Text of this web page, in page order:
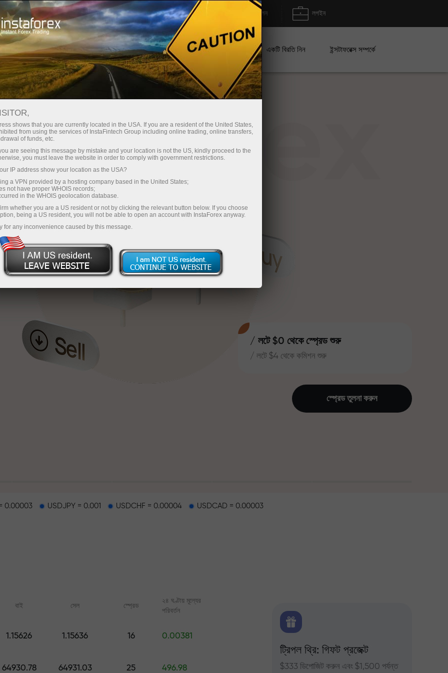
তাৎক্ষণিক অ্যাকাউন্ট খোলা ট্রেডিং প্ল্যাটফর্ম জমা/উত্তোলন লগইন
বিনিয়োগকারীদের জন্য অংশীদারদের জন্য ক্যাম্পেইন একটি বিরতি নিন ইন্সটাফরেক্স সম্পর্কে
/ লটে $0 থেকে স্প্রেড শুরু
/ লটে $4 থেকে কমিশন শুরু
পাওয়া যায়
জ্যাকপট
স্প্রেড তুলনা করুন
0.00003 USDJPY = 0.001 USDCHF = 0.00004 USDCAD = 0.00003
বাই সেল স্প্রেড
২৪ ঘণ্টায় মূল্যের
পরিবর্তন
1.15626 1.15636 16 0.00381
64930.78 64931.03 25 496.98
শূন্য থেকে ট্রেডিং শিখুন — সব লেভেলের জন্য
ফরেক্স, ক্রিপ্টো ও ফিউচার্সের জন্য দৈনিক
ট্রিপল থ্রি: গিফট প্রজেক্ট
$333 ডিপোজিট করুন এবং $1,500 পর্যন্ত
shows that you are currently located in the USA. If you are a resident of the United States,
from using the services of InstaFintech Group including online trading, online transfers,
of funds, etc.
are seeing this message by mistake and your location is not the US, kindly proceed to the
you must leave the website in order to comply with government restrictions.
IP address show your location as the USA?
a VPN provided by a hosting company based in the United States;
not have proper WHOIS records;
in the WHOIS geolocation database.
whether you are a US resident or not by clicking the relevant button below. If you choose
being a US resident, you will not be able to open an account with InstaForex anyway.
for any inconvenience caused by this message.